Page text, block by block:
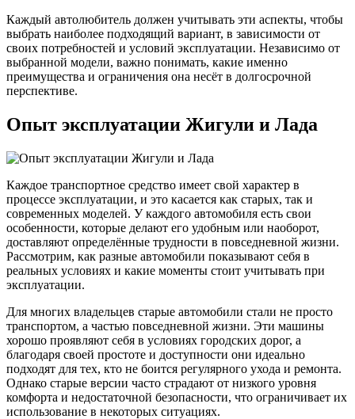
Каждый автолюбитель должен учитывать эти аспекты, чтобы
выбрать наиболее подходящий вариант, в зависимости от
своих потребностей и условий эксплуатации. Независимо от
выбранной модели, важно понимать, какие именно
преимущества и ограничения она несёт в долгосрочной
перспективе.
Опыт эксплуатации Жигули и Лада
Каждое транспортное средство имеет свой характер в
процессе эксплуатации, и это касается как старых, так и
современных моделей. У каждого автомобиля есть свои
особенности, которые делают его удобным или наоборот,
доставляют определённые трудности в повседневной жизни.
Рассмотрим, как разные автомобили показывают себя в
реальных условиях и какие моменты стоит учитывать при
эксплуатации.
Для многих владельцев старые автомобили стали не просто
транспортом, а частью повседневной жизни. Эти машины
хорошо проявляют себя в условиях городских дорог, а
благодаря своей простоте и доступности они идеально
подходят для тех, кто не боится регулярного ухода и ремонта.
Однако старые версии часто страдают от низкого уровня
комфорта и недостаточной безопасности, что ограничивает их
использование в некоторых ситуациях.